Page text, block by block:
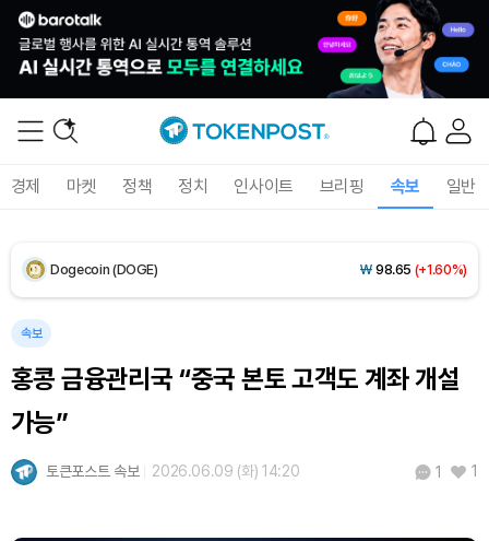
경제 마켓 정책 정치 인사이트 브리핑 속보 일반
Solana (SOL) ₩ 105,026(+2.79%)
Bitcoin (BTC) 91,465,061 (+1.25%)
속보
홍콩 금융관리국 “중국 본토 고객도 계좌 개설
가능”
토큰포스트 속보 2026.06.09 (화) 14:20 1 1